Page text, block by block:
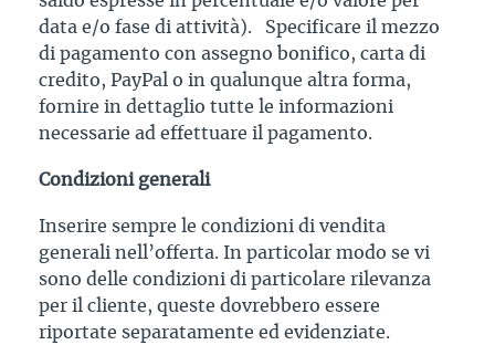
data e/o fase di attività). Specificare il mezzo
di pagamento con assegno bonifico, carta di
credito, PayPal o in qualunque altra forma,
fornire in dettaglio tutte le informazioni
necessarie ad effettuare il pagamento.
Condizioni generali
Inserire sempre le condizioni di vendita
generali nell’offerta. In particolar modo se vi
sono delle condizioni di particolare rilevanza
per il cliente, queste dovrebbero essere
riportate separatamente ed evidenziate.